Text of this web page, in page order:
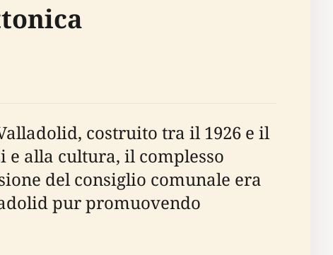
costruito tra il 1926 e il
e alla cultura, il complesso
del consiglio comunale era
pur promuovendo